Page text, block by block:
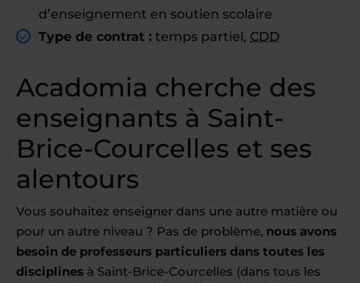
d’enseignement en soutien scolaire
Type de contrat : temps partiel, CDD
Acadomia cherche des
enseignants à Saint-
Brice-Courcelles et ses
alentours
Vous souhaitez enseigner dans une autre matière ou
pour un autre niveau ? Pas de problème, nous avons
besoin de professeurs particuliers dans toutes les
disciplines à Saint-Brice-Courcelles (dans tous les